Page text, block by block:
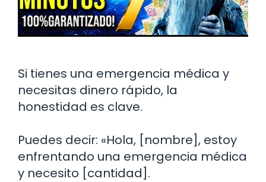
Si tienes una emergencia médica y
necesitas dinero rápido, la
honestidad es clave.
Puedes decir: «Hola, [nombre], estoy
enfrentando una emergencia médica
y necesito [cantidad].